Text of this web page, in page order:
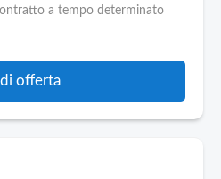
a tempo determinato
offerta